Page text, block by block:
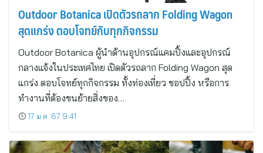
Outdoor Botanica เปิดตัวรถลาก Folding Wagon
สุดแกร่ง ตอบโจทย์กับทุกกิจกรรม
Outdoor Botanica ผู้นำด้านอุปกรณ์แคมปิ้งและอุปกรณ์
กลางแจ้งในประเทศไทย เปิดตัวรถลาก Folding Wagon สุด
แกร่ง ตอบโจทย์ทุกกิจกรรม ทั้งท่องเที่ยว ชอปปิ้ง หรือการ
ทำงานที่ต้องขนย้ายสิ่งของ…
17 ม.ค. 67 9:41